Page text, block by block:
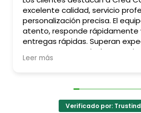
Atención personalizada, trato
familiar, web intuitiva,
de varios precios y calidad,
catálogo, en mi caso camiseta
deportiva, menos de cuatro días
en mi casa, un diez.
Leer más
Verificado por: